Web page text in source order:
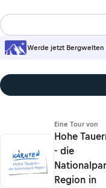
Werde jetzt
Eine Tour von
Hohe
- die
Region in